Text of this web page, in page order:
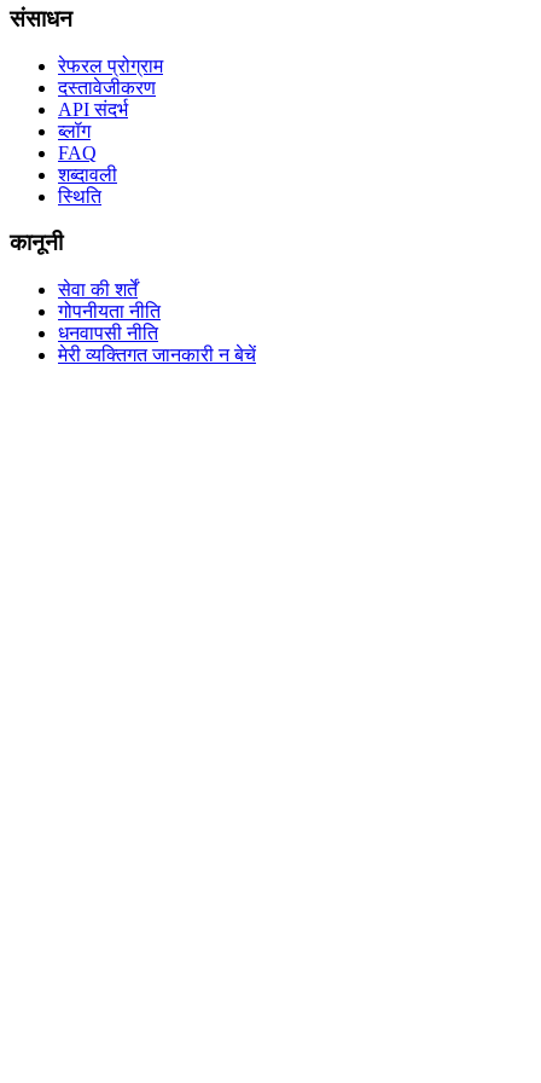
संसाधन
रेफरल प्रोग्राम
दस्तावेजीकरण
API संदर्भ
ब्लॉग
FAQ
शब्दावली
स्थिति
कानूनी
सेवा की शर्तें
गोपनीयता नीति
धनवापसी नीति
मेरी व्यक्तिगत जानकारी न बेचें